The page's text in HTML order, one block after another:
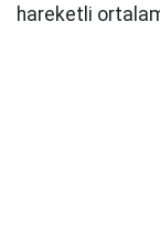
hareketli